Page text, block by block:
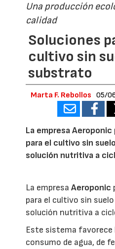
Una producción
calidad
Soluciones
cultivo sin
substrato
Marta F. Rebollos 05/
La empresa
para el cultivo sin
solución nutritiva a
La empresaAeroponic
para el cultivo sin
solución nutritiva a
Este sistema favorece
consumo de agua, de